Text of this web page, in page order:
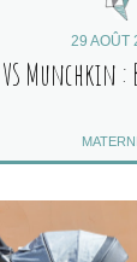
29 AOÛT
VS Munchkin